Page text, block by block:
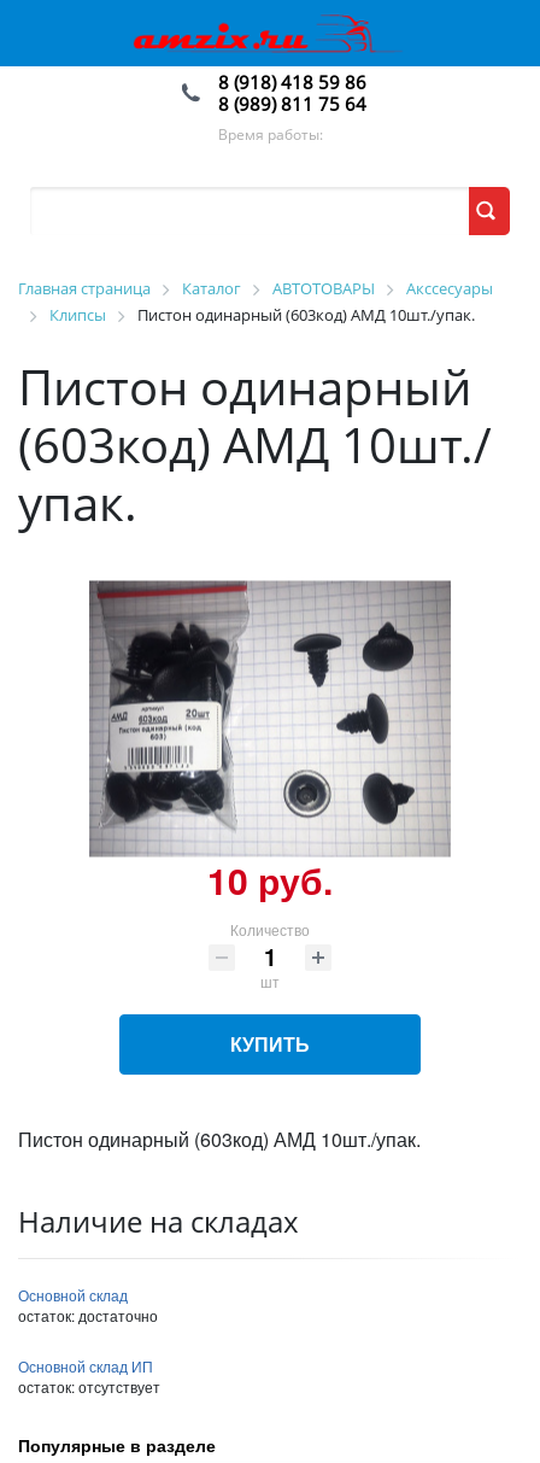
8 (918) 418 59 86
8 (989) 811 75 64
Время работы:
Главная страница Каталог АВТОТОВАРЫ
Акссесуары
Клипсы
Пистон одинарный (603код) АМД 10шт./упак.
Пистон одинарный
(603код) АМД 10шт./
упак.
10 руб.
Количество
шт
КУПИТЬ
Пистон одинарный (603код) АМД 10шт./упак.
Наличие на складах
Основной склад
остаток: достаточно
Основной склад ИП
остаток:отсутствует
Популярные в разделе